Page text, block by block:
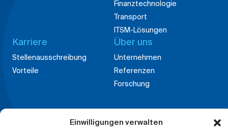
Einwilligungen verwalten
Finanztechnologie
Transport
ITSM-Lösungen
Karriere
Stellenausschreibung
Vorteile
Über uns
Unternehmen
Referenzen
Forschung